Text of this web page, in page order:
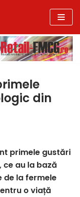
din
primele gustări
au la bază
de la fermele
o viață